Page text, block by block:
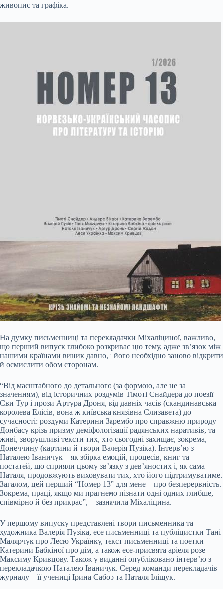
живопис та графіка.
На думку письменниці та перекладачки Міхаліциної, важливо,
що перший випуск глибоко розкриває цю тему, адже зв’язок між
нашими країнами виник давно, і його необхідно заново відкрити
й осмислити обом сторонам.
“Від масштабного до детального (за формою, але не за
значенням), від історичних роздумів Тімоті Снайдера до поезії
Єви Тур і прози Артура Дроня, від давніх часів (скандинавська
королева Елісів, вона ж київська князівна Єлизавета) до
сучасності: роздуми Катерини Зарембо про справжню природу
Донбасу крізь призму деміфологізації радянських наративів, та
живі, зворушливі тексти тих, хто сьогодні захищає, зокрема,
Донеччину (картини й твори Валерія Пузіка). Інтерв’ю з
Наталею Іваничук – як збірка емоцій, процесів, книг та
постатей, що сприяли цьому зв’язку з дев’яностих і, як сама
Наталя, продовжують виховувати тих, хто його підтримуватиме.
Загалом, цей перший “Номер 13” для мене – про безперервність.
Зокрема, праці, якщо ми прагнемо пізнати одні одних глибше,
співмірно й без прикрас”, – зазначила Міхаліцина.
У першому випуску представлені твори письменника та
художника Валерія Пузіка, есе письменниці та публіцистки Тані
Малярчук про Лесю Українку, текст письменниці та поетки
Катерини Бабкіної про дім, а також есе-присвята аріеля розе
Максиму Кривцову. Також у виданні опубліковано інтерв’ю з
перекладачкою Наталею Іваничук. Серед команди перекладачів
журналу – її учениці Ірина Сабор та Наталя Іліщук.